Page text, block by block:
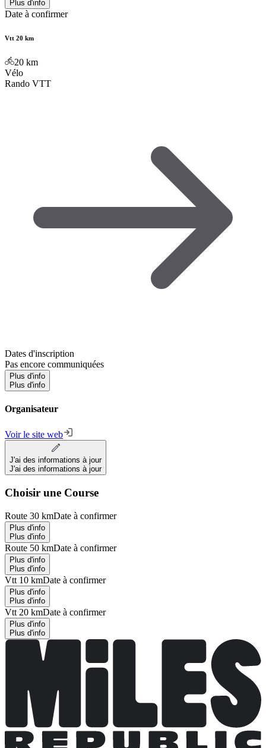
Plus d'info
Date à confirmer
Vtt 20 km
20 km
Vélo
Rando VTT
Dates d'inscription
Pas encore communiquées
Plus d'info
Plus d'info
Organisateur
Voir le site web
J'ai des informations à jour
J'ai des informations à jour
Choisir une Course
Route 30 kmDate à confirmer
Plus d'info
Plus d'info
Route 50 kmDate à confirmer
Plus d'info
Plus d'info
Vtt 10 kmDate à confirmer
Plus d'info
Plus d'info
Vtt 20 kmDate à confirmer
Plus d'info
Plus d'info